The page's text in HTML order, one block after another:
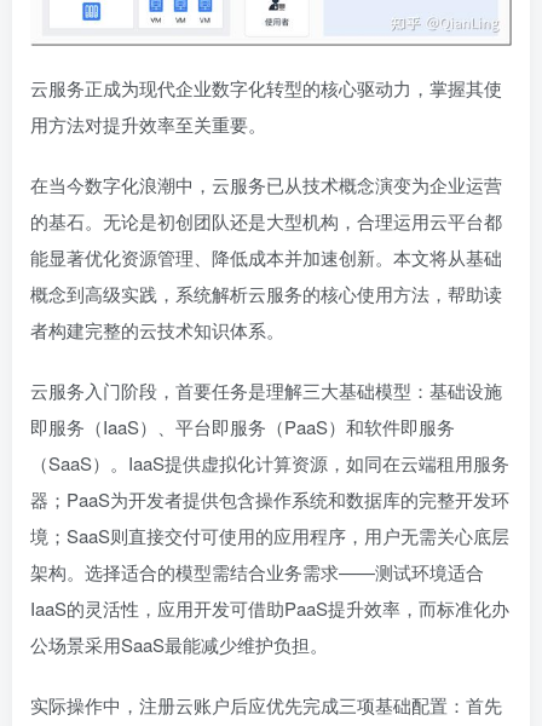
云服务正成为现代企业数字化转型的核心驱动力，掌握其使
用方法对提升效率至关重要。
在当今数字化浪潮中，云服务已从技术概念演变为企业运营
的基石。无论是初创团队还是大型机构，合理运用云平台都
能显著优化资源管理、降低成本并加速创新。本文将从基础
概念到高级实践，系统解析云服务的核心使用方法，帮助读
者构建完整的云技术知识体系。
云服务入门阶段，首要任务是理解三大基础模型：基础设施
即服务（IaaS）、平台即服务（PaaS）和软件即服务
（SaaS）。IaaS提供虚拟化计算资源，如同在云端租用服务
器；PaaS为开发者提供包含操作系统和数据库的完整开发环
境；SaaS则直接交付可使用的应用程序，用户无需关心底层
架构。选择适合的模型需结合业务需求——测试环境适合
IaaS的灵活性，应用开发可借助PaaS提升效率，而标准化办
公场景采用SaaS最能减少维护负担。
实际操作中，注册云账户后应优先完成三项基础配置：首先